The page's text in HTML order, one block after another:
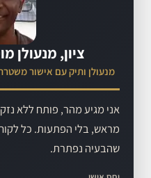
ציון, מנעולן
מנעולן ותיק עם אישור
אני מגיע מהר, פותח ללא
מראש, בלי הפתעות. כל
שהבעיה נפתרת.